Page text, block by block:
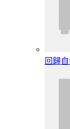
回歸